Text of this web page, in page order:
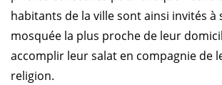
habitants de la ville sont ainsi invités à
mosquée la plus proche de leur
accomplir leur salat en compagnie de
religion.